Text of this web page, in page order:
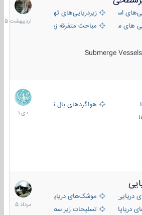
استراتژیکزیردریایی‌های تهاجمی
های سبک
مباحث متفرقه زیرسطحی
Submerge
1405
هواگردهای بال ثابت
12
دی
1401
موشک‌های دریایی
تسلیحات زیر سطحی
2
مرداد
1405